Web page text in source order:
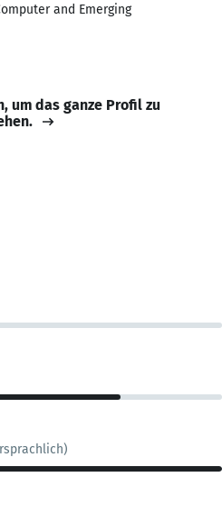
and Emerging
um das ganze Profil zu